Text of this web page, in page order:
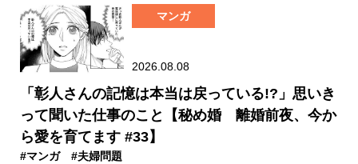
マンガ
2026.08.08
「彰人さんの記憶は本当は戻っている!?」思いき
って聞いた仕事のこと【秘め婚 離婚前夜、今か
ら愛を育てます #33】
#マンガ #夫婦問題